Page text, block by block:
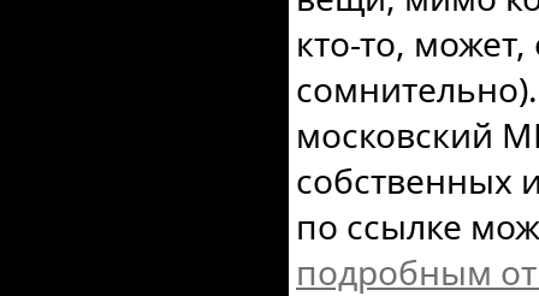
кто-то,
московский
собственных
по ссылке
подробным